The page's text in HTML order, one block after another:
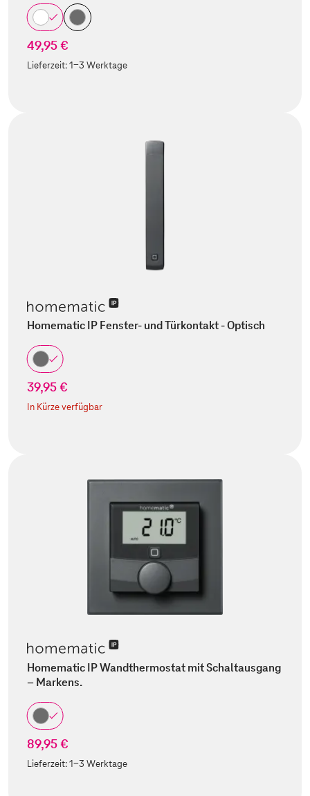
49,95 €
Lieferzeit:1-3 Werktage
Homematic IP Fenster- und Türkontakt - Optisch
39,95 €
In Kürze verfügbar
Homematic IP Wandthermostat mit Schaltausgang
– Markens.
89,95 €
Lieferzeit:1-3 Werktage